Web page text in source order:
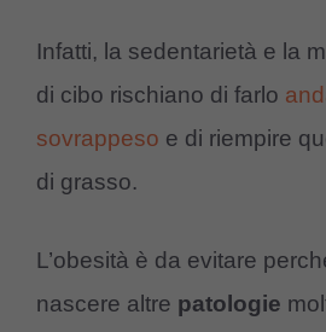
Infatti, la sedentarietà e la
di cibo rischiano di farlo
sovrappeso e di riempire
di grasso.
L’obesità è da evitare
nascere altre patologie